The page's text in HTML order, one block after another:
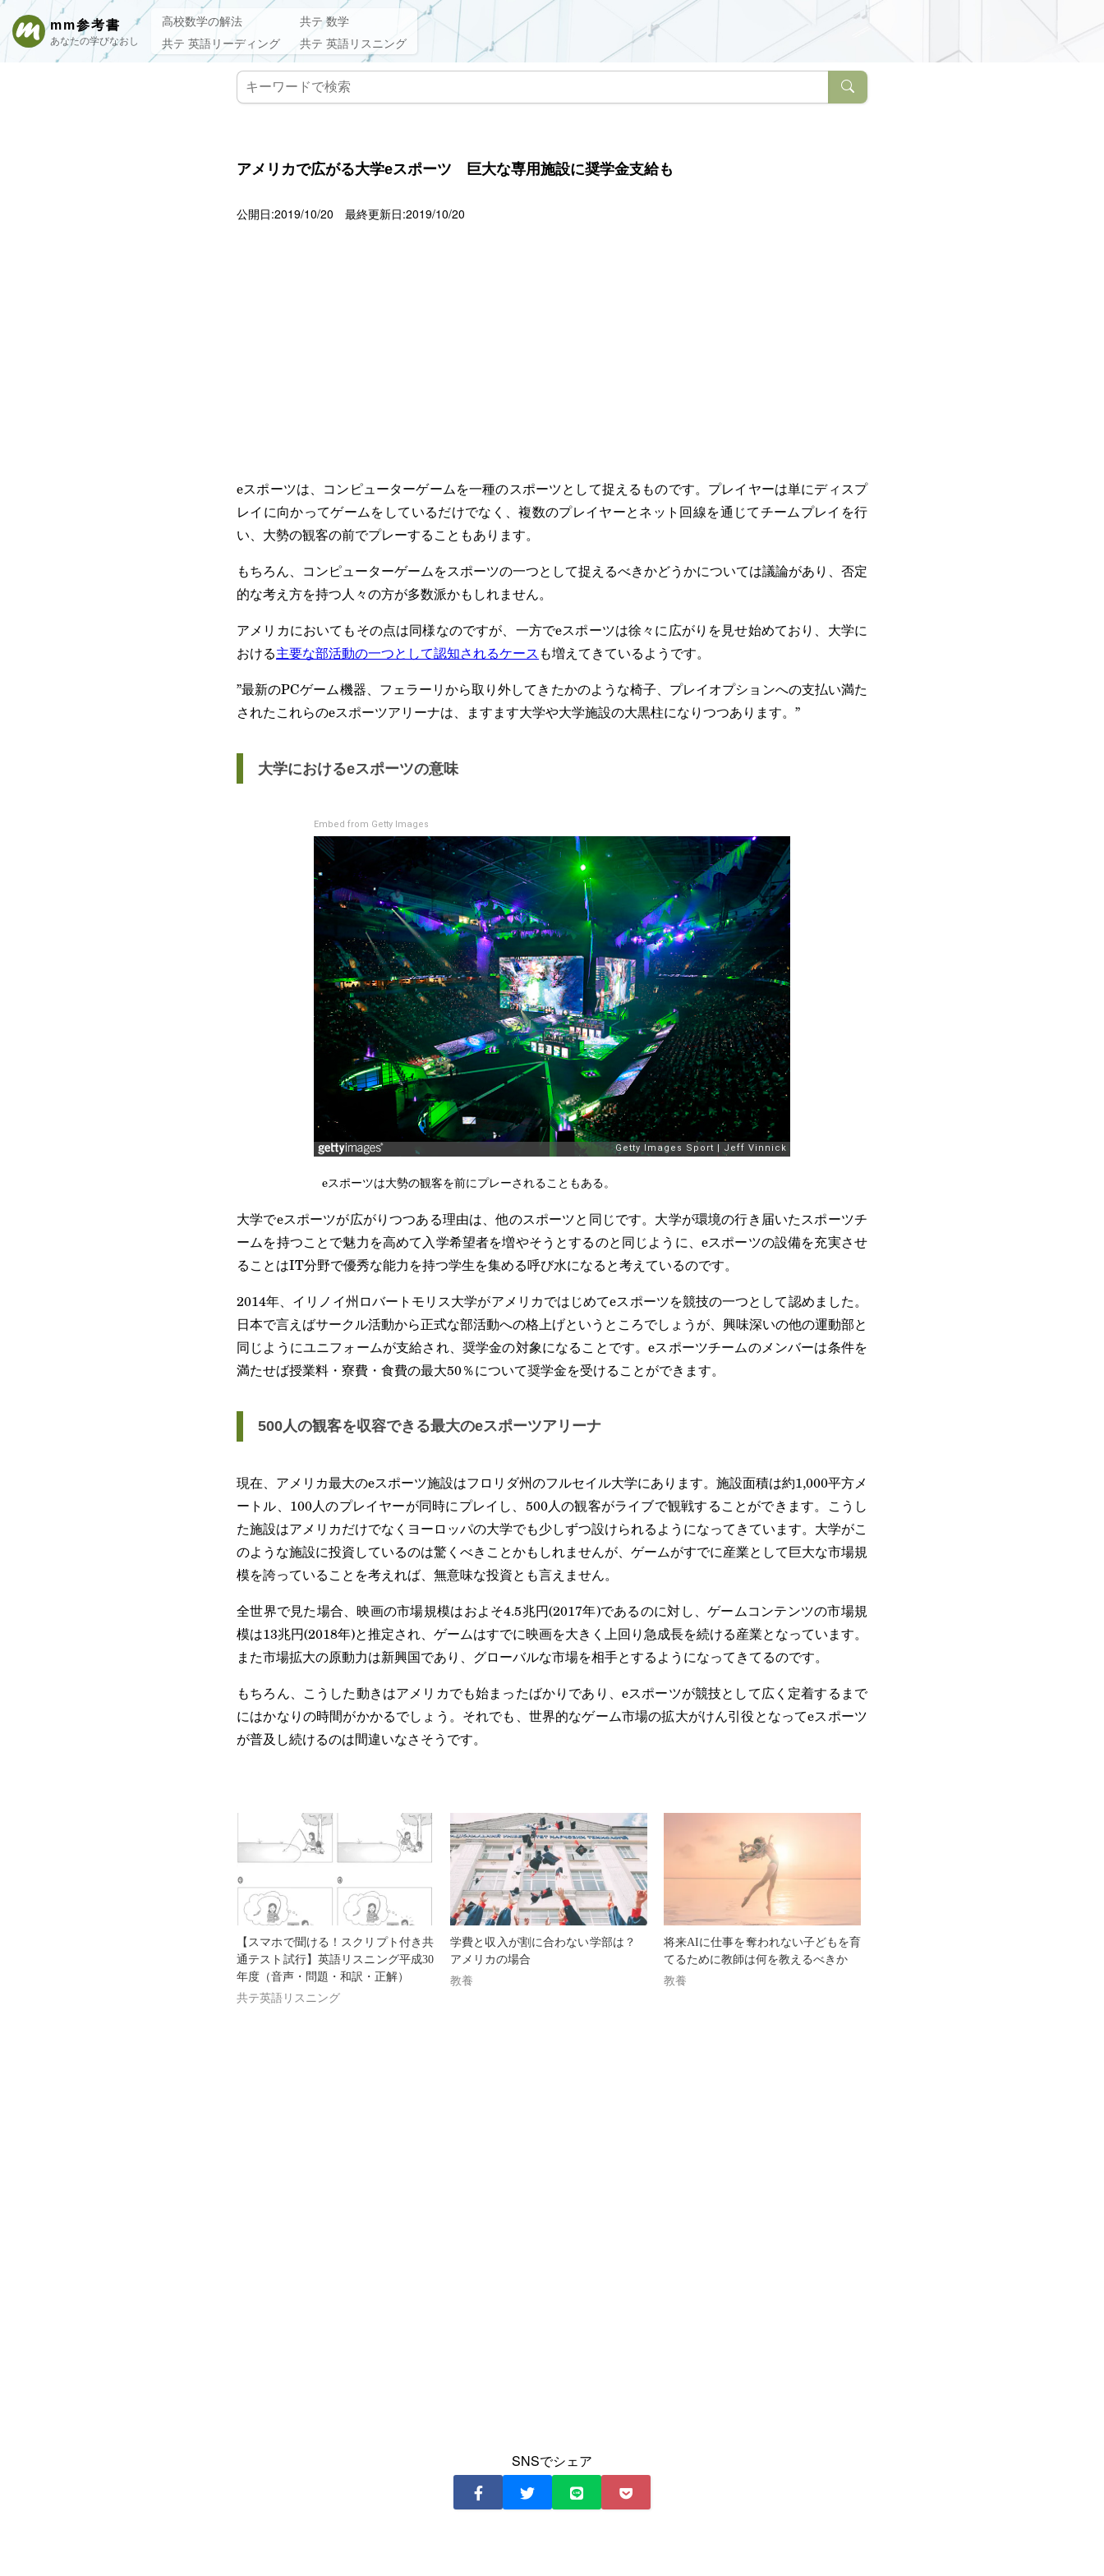
mm参考書
あなたの学びなおし
高校数学の解法
共テ 数学
共テ 英語リーディング
共テ 英語リスニング
アメリカで広がる大学eスポーツ 巨大な専用施設に奨学金支給も
公開日:2019/10/20 最終更新日:2019/10/20
eスポーツは、コンピューターゲームを一種のスポーツとして捉えるものです。プレイヤーは単にディスプ
レイに向かってゲームをしているだけでなく、複数のプレイヤーとネット回線を通じてチームプレイを行
い、大勢の観客の前でプレーすることもあります。
もちろん、コンピューターゲームをスポーツの一つとして捉えるべきかどうかについては議論があり、否定
的な考え方を持つ人々の方が多数派かもしれません。
アメリカにおいてもその点は同様なのですが、一方でeスポーツは徐々に広がりを見せ始めており、大学に
おける主要な部活動の一つとして認知されるケース も増えてきているようです。
”最新のPCゲーム機器、フェラーリから取り外してきたかのような椅子、プレイオプションへの支払い満た
されたこれらのeスポーツアリーナは、ますます大学や大学施設の大黒柱になりつつあります。”
大学におけるeスポーツの意味
Embed from Getty Images
eスポーツは大勢の観客を前にプレーされることもある。
大学でeスポーツが広がりつつある理由は、他のスポーツと同じです。大学が環境の行き届いたスポーツチ
ームを持つことで魅力を高めて入学希望者を増やそうとするのと同じように、eスポーツの設備を充実させ
ることはIT分野で優秀な能力を持つ学生を集める呼び水になると考えているのです。
2014年、イリノイ州ロバートモリス大学がアメリカではじめてeスポーツを競技の一つとして認めました。
日本で言えばサークル活動から正式な部活動への格上げというところでしょうが、興味深いの他の運動部と
同じようにユニフォームが支給され、奨学金の対象になることです。eスポーツチームのメンバーは条件を
満たせば授業料・寮費・食費の最大50％について奨学金を受けることができます。
500人の観客を収容できる最大のeスポーツアリーナ
現在、アメリカ最大のeスポーツ施設はフロリダ州のフルセイル大学にあります。施設面積は約1,000平方メ
ートル、100人のプレイヤーが同時にプレイし、500人の観客がライブで観戦することができます。こうし
た施設はアメリカだけでなくヨーロッパの大学でも少しずつ設けられるようになってきています。大学がこ
のような施設に投資しているのは驚くべきことかもしれませんが、ゲームがすでに産業として巨大な市場規
模を誇っていることを考えれば、無意味な投資とも言えません。
全世界で見た場合、映画の市場規模はおよそ4.5兆円(2017年)であるのに対し、ゲームコンテンツの市場規
模は13兆円(2018年)と推定され、ゲームはすでに映画を大きく上回り急成長を続ける産業となっています。
また市場拡大の原動力は新興国であり、グローバルな市場を相手とするようになってきてるのです。
もちろん、こうした動きはアメリカでも始まったばかりであり、eスポーツが競技として広く定着するまで
にはかなりの時間がかかるでしょう。それでも、世界的なゲーム市場の拡大がけん引役となってeスポーツ
が普及し続けるのは間違いなさそうです。
【スマホで聞ける！スクリプト付き共
通テスト試行】英語リスニング平成30
年度（音声・問題・和訳・正解）
共テ英語リスニング
学費と収入が割に合わない学部は？
アメリカの場合
教養
将来AIに仕事を奪われない子どもを育
てるために教師は何を教えるべきか
教養
SNSでシェア